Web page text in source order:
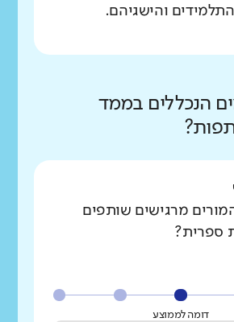
והישגיהם.
הנכללים בממד
מרגישים שותפים
ספרית?
דומה לממוצע